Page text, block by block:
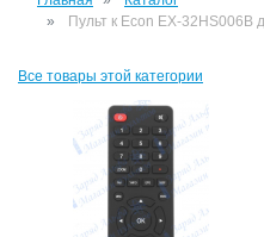
Пульт к Econ EX-32HS006B
Все товары этой категории